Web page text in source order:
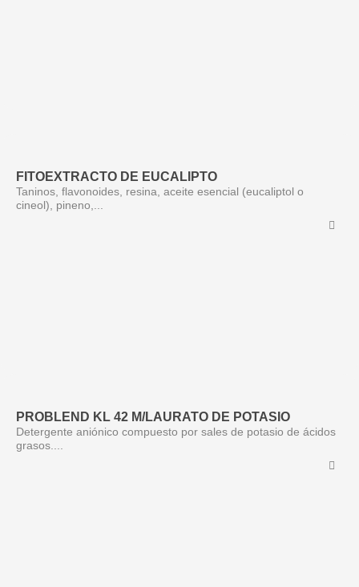
FITOEXTRACTO DE EUCALIPTO
Taninos, flavonoides, resina, aceite esencial (eucaliptol o
cineol), pineno,...
PROBLEND KL 42 M/LAURATO DE POTASIO
Detergente aniónico compuesto por sales de potasio de ácidos
grasos....